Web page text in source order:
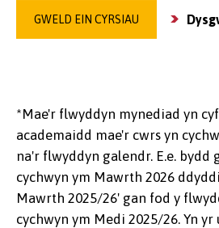
GWELD EIN CYRSIAU
*Mae'r flwyddyn mynediad yn
academaidd mae'r cwrs yn
na'r flwyddyn galendr. E.e. bydd
cychwyn ym Mawrth 2026
Mawrth 2025/26' gan fod y
cychwyn ym Medi 2025/26. Yn